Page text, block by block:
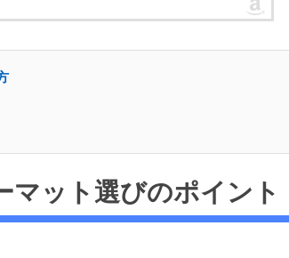
マット選びのポイント